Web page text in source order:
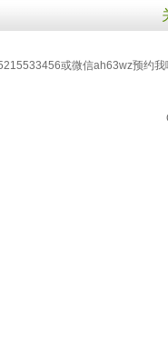
或微信ah63wz预约